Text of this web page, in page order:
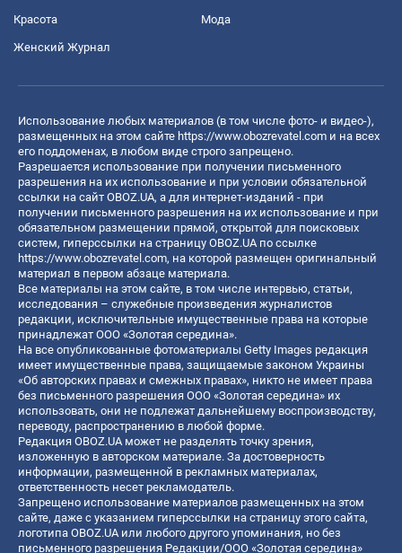
Красота Мода
Женский Журнал
Использование любых материалов (в том числе фото- и видео-),
размещенных на этом сайте https://www.obozrevatel.com и на всех
его поддоменах, в любом виде строго запрещено.
Разрешается использование при получении письменного
разрешения на их использование и при условии обязательной
ссылки на сайт OBOZ.UA, а для интернет-изданий - при
получении письменного разрешения на их использование и при
обязательном размещении прямой, открытой для поисковых
систем, гиперссылки на страницу OBOZ.UA по ссылке
https://www.obozrevatel.com, на которой размещен оригинальный
материал в первом абзаце материала.
Все материалы на этом сайте, в том числе интервью, статьи,
исследования – служебные произведения журналистов
редакции, исключительные имущественные права на которые
принадлежат ООО «Золотая середина».
На все опубликованные фотоматериалы Getty Images редакция
имеет имущественные права, защищаемые законом Украины
«Об авторских правах и смежных правах», никто не имеет права
без письменного разрешения ООО «Золотая середина» их
использовать, они не подлежат дальнейшему воспроизводству,
переводу, распространению в любой форме.
Редакция OBOZ.UA может не разделять точку зрения,
изложенную в авторском материале. За достоверность
информации, размещенной в рекламных материалах,
ответственность несет рекламодатель.
Запрещено использование материалов размещенных на этом
сайте, даже с указанием гиперссылки на страницу этого сайта,
логотипа OBOZ.UA или любого другого упоминания, но без
письменного разрешения Редакции/ООО «Золотая середина»